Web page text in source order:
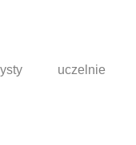
uczelnie